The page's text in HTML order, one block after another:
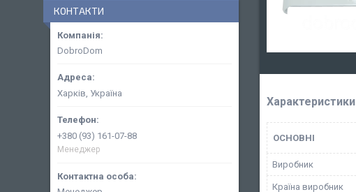
Характеристики
ОСНОВНІ
Виробник
Країна виробник
КОНТАКТИ
DobroDom
Харків, Україна
+380 (93) 161-07-88
Менеджер